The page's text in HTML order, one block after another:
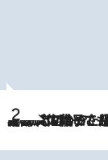
2026.8.5
【阿川佐和子さんの年とる力】なぜ70代で始めた趣味は“こんなに楽しい”のか？ ピアノ、俳句…スランプに陥っても続けられる“ある秘訣”とは